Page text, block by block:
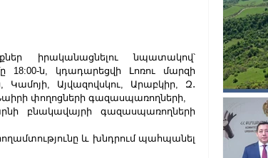
իրականացնելու նպատակով՝
18:00-ն, կդադարեցվի Լոռու մարզի
Այվազովսկու, Արաբկիր, Զ․
փողոցների գազասպառողների,
բնակավայրի գազասպառողների
և խնդրում պահպանել